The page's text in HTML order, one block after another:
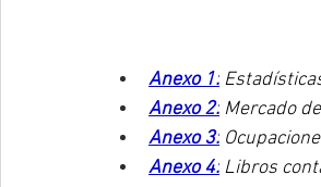
Anexo 1:
Anexo 2: Mercado
Anexo 3:
Anexo 4: Libros